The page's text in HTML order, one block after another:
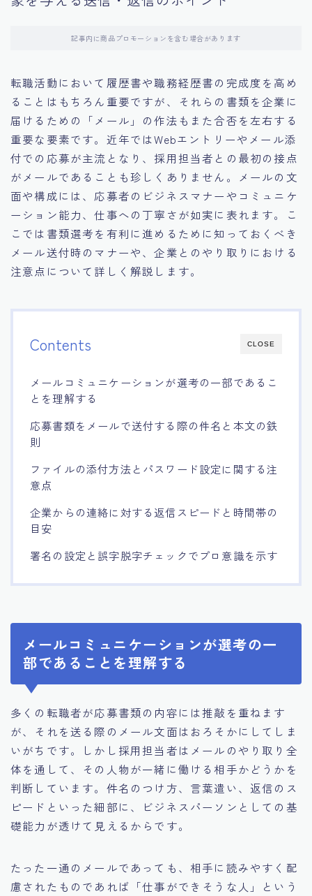
14.デジタル化やAIの進化がもたらす影響
記事内に商品プロモーションを含む場合があります
転職活動において履歴書や職務経歴書の完成度を高め
ることはもちろん重要ですが、それらの書類を企業に
届けるための「メール」の作法もまた合否を左右する
重要な要素です。近年ではWebエントリーやメール添
付での応募が主流となり、採用担当者との最初の接点
がメールであることも珍しくありません。メールの文
面や構成には、応募者のビジネスマナーやコミュニケ
ーション能力、仕事への丁寧さが如実に表れます。こ
こでは書類選考を有利に進めるために知っておくべき
メール送付時のマナーや、企業とのやり取りにおける
注意点について詳しく解説します。
CLOSE
Contents
メールコミュニケーションが選考の一部であるこ
とを理解する
応募書類をメールで送付する際の件名と本文の鉄
則
ファイルの添付方法とパスワード設定に関する注
意点
企業からの連絡に対する返信スピードと時間帯の
目安
署名の設定と誤字脱字チェックでプロ意識を示す
メールコミュニケーションが選考の一
部であることを理解する
多くの転職者が応募書類の内容には推敲を重ねます
が、それを送る際のメール文面はおろそかにしてしま
いがちです。しかし採用担当者はメールのやり取り全
体を通して、その人物が一緒に働ける相手かどうかを
判断しています。件名のつけ方、言葉遣い、返信のス
ピードといった細部に、ビジネスパーソンとしての基
礎能力が透けて見えるからです。
たった一通のメールであっても、相手に読みやすく配
慮されたものであれば「仕事ができそうな人」という